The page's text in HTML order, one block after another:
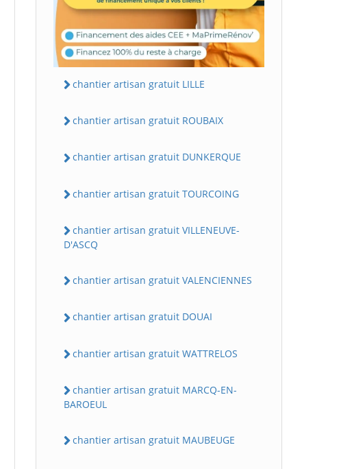
chantier artisan gratuit LILLE
chantier artisan gratuit ROUBAIX
chantier artisan gratuit DUNKERQUE
chantier artisan gratuit TOURCOING
chantier artisan gratuit VILLENEUVE-
D'ASCQ
chantier artisan gratuit VALENCIENNES
chantier artisan gratuit DOUAI
chantier artisan gratuit WATTRELOS
chantier artisan gratuit MARCQ-EN-
BAROEUL
chantier artisan gratuit MAUBEUGE